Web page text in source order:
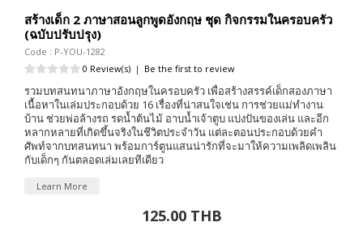
สร้างเด็ก 2 ภาษาสอนลูกพูดอังกฤษ ชุด กิจกรรมในครอบครัว
(ฉบับปรับปรุง)
Code : P-YOU-1282
0 Review(s) | Be the first to review
รวมบทสนทนาภาษาอังกฤษในครอบครัว เพื่อสร้างสรรค์เด็กสองภาษา
เนื้อหาในเล่มประกอบด้วย 16 เรื่องที่น่าสนใจเช่น การช่วยแม่ทำงาน
บ้าน ช่วยพ่อล้างรถ รดน้ำต้นไม้ อาบน้ำเจ้าตูบ แบ่งปันของเล่น และอีก
หลากหลายที่เกิดขึ้นจริงในชีวิตประจำวัน แต่ละตอนประกอบด้วยคำ
ศัพท์จากบทสนทนา พร้อมการ์ตูนแสนน่ารักที่จะมาให้ความเพลิดเพลิน
กับเด็กๆ กันตลอดเล่มเลยทีเดียว
Learn More
125.00 THB